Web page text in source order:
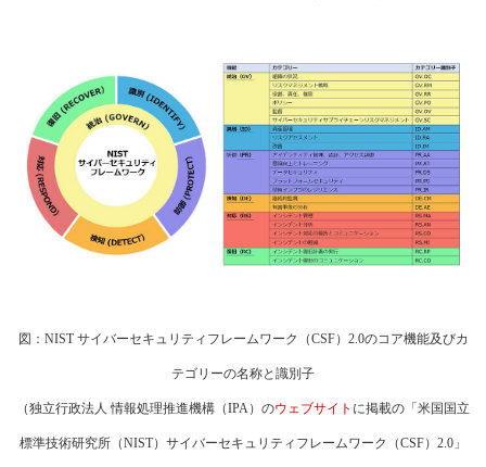
図：NIST サイバーセキュリティフレームワーク（CSF）2.0のコア機能及びカ
テゴリーの名称と識別子
（独立行政法人 情報処理推進機構（IPA）のウェブサイト に掲載の「米国国立
標準技術研究所（NIST）サイバーセキュリティフレームワーク（CSF）2.0」